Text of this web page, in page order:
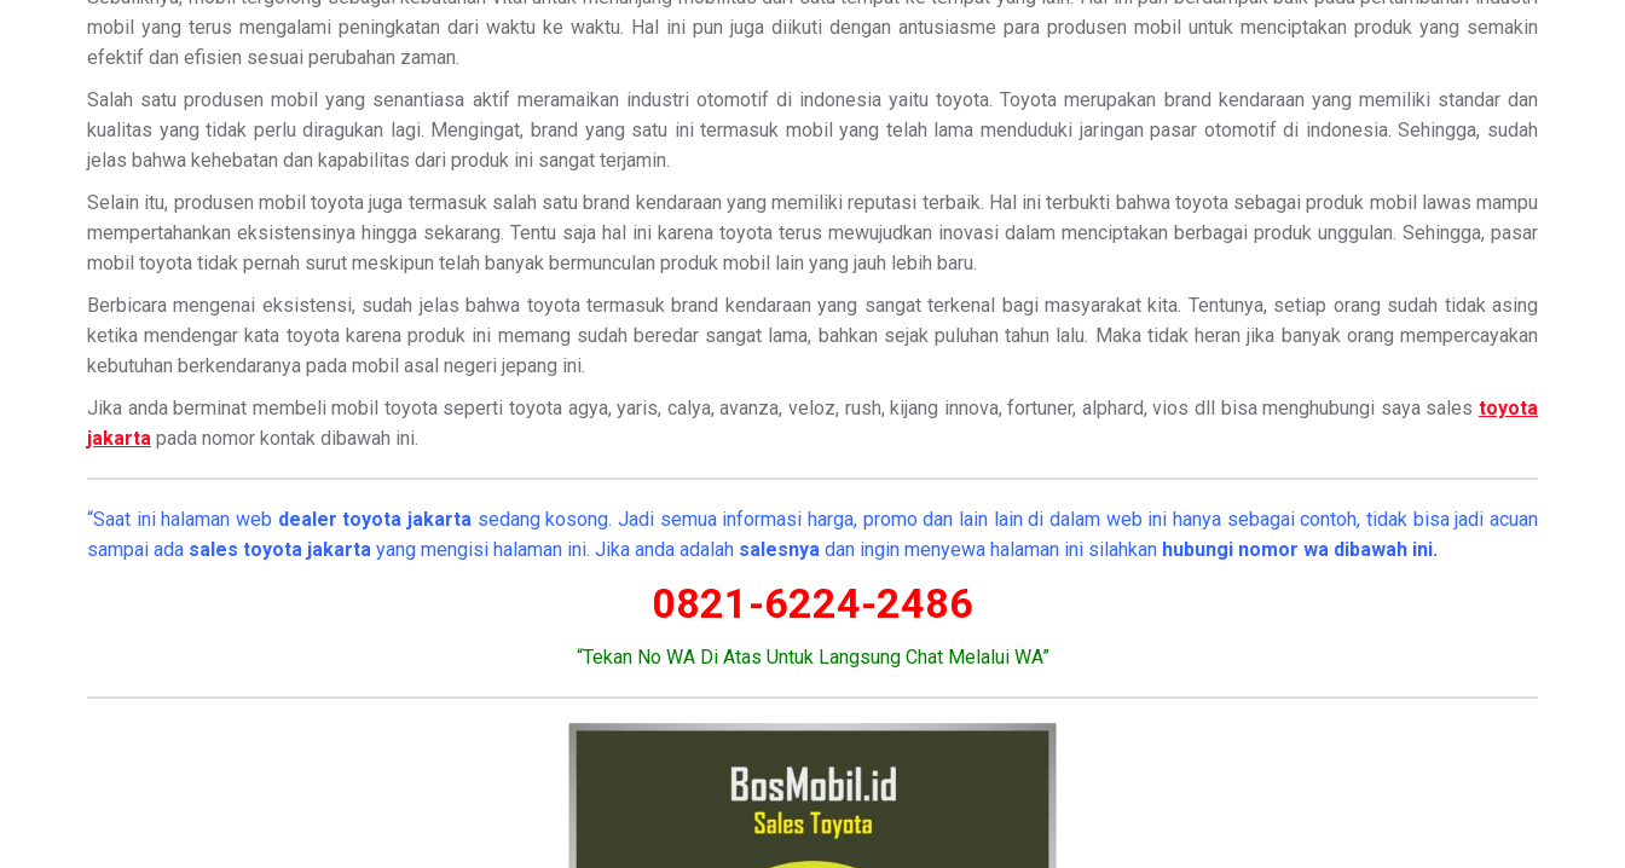
mobil yang terus mengalami peningkatan dari waktu ke waktu. Hal ini pun juga diikuti dengan antusiasme para produsen mobil untuk menciptakan produk yang semakin
efektif dan efisien sesuai perubahan zaman.
Salah satu produsen mobil yang senantiasa aktif meramaikan industri otomotif di indonesia yaitu toyota. Toyota merupakan brand kendaraan yang memiliki standar dan
kualitas yang tidak perlu diragukan lagi. Mengingat, brand yang satu ini termasuk mobil yang telah lama menduduki jaringan pasar otomotif di indonesia. Sehingga, sudah
jelas bahwa kehebatan dan kapabilitas dari produk ini sangat terjamin.
Selain itu, produsen mobil toyota juga termasuk salah satu brand kendaraan yang memiliki reputasi terbaik. Hal ini terbukti bahwa toyota sebagai produk mobil lawas mampu
mempertahankan eksistensinya hingga sekarang. Tentu saja hal ini karena toyota terus mewujudkan inovasi dalam menciptakan berbagai produk unggulan. Sehingga, pasar
mobil toyota tidak pernah surut meskipun telah banyak bermunculan produk mobil lain yang jauh lebih baru.
Berbicara mengenai eksistensi, sudah jelas bahwa toyota termasuk brand kendaraan yang sangat terkenal bagi masyarakat kita. Tentunya, setiap orang sudah tidak asing
ketika mendengar kata toyota karena produk ini memang sudah beredar sangat lama, bahkan sejak puluhan tahun lalu. Maka tidak heran jika banyak orang mempercayakan
kebutuhan berkendaranya pada mobil asal negeri jepang ini.
Jika anda berminat membeli mobil toyota seperti toyota agya, yaris, calya, avanza, veloz, rush, kijang innova, fortuner, alphard, vios dll bisa menghubungi saya sales toyota
jakarta pada nomor kontak dibawah ini.
“Saat ini halaman web dealer toyota jakarta sedang kosong. Jadi semua informasi harga, promo dan lain lain di dalam web ini hanya sebagai contoh, tidak bisa jadi acuan
sampai ada sales toyota jakarta yang mengisi halaman ini. Jika anda adalah salesnya dan ingin menyewa halaman ini silahkan hubungi nomor wa dibawah ini.
0821-6224-2486
“Tekan No WA Di Atas Untuk Langsung Chat Melalui WA”